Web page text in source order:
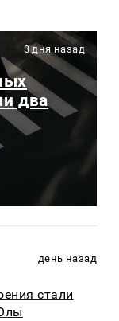
3 дня назад
два
день назад
стали